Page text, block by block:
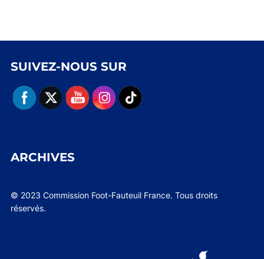
SUIVEZ-NOUS SUR
ARCHIVES
© 2023 Commission Foot-Fauteuil France. Tous droits
réservés.